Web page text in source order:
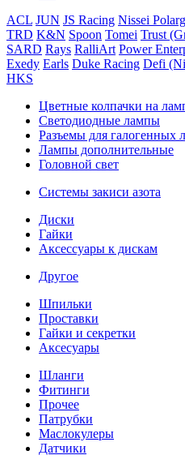
ACL JUN JS Racing Nissei Polarg
TRD K&N Spoon Tomei Trust
SARD Rays RalliArt Power
Exedy Earls Duke Racing Defi
HKS
Цветные колпачки на
Светодиодные лампы
Разъемы для галогенных
Лампы дополнительные
Головной свет
Системы закиси азота
Диски
Гайки
Аксессуары к дискам
Другое
Шпильки
Проставки
Гайки и секретки
Аксесуары
Шланги
Фитинги
Прочее
Патрубки
Маслокулеры
Датчики